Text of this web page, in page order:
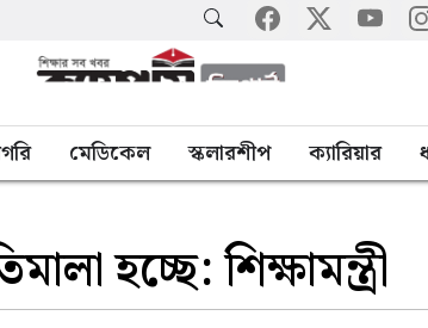
মেডিকেল স্কলারশীপ ক্যারিয়ার
হচ্ছে: শিক্ষামন্ত্রী